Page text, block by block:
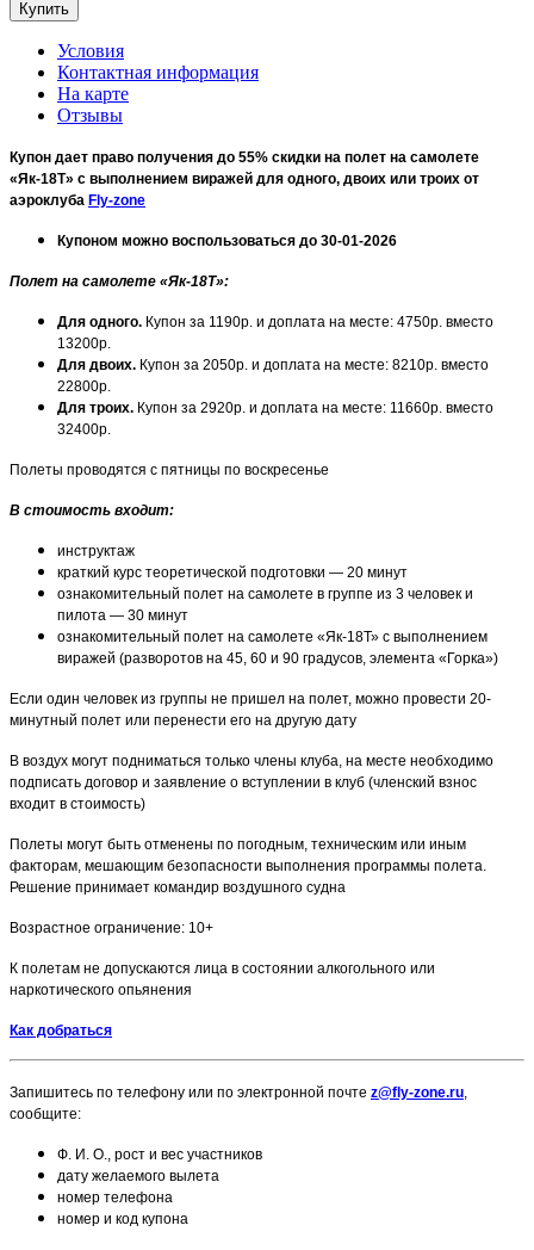
Условия
Контактная информация
На карте
Отзывы
Купон дает право получения до 55% скидки на полет на самолете
«Як-18Т» с выполнением виражей для одного, двоих или троих от
аэроклуба Fly-zone
Купоном можно воспользоваться до 30-01-2026
Полет на самолете «Як-18Т»:
Для одного. Купон за 1190р. и доплата на месте: 4750р. вместо
13200р.
Для двоих. Купон за 2050р. и доплата на месте: 8210р. вместо
22800р.
Для троих. Купон за 2920р. и доплата на месте: 11660р. вместо
32400р.
Полеты проводятся с пятницы по воскресенье
В стоимость входит:
инструктаж
краткий курс теоретической подготовки — 20 минут
ознакомительный полет на самолете в группе из 3 человек и
пилота — 30 минут
ознакомительный полет на самолете «Як-18Т» с выполнением
виражей (разворотов на 45, 60 и 90 градусов, элемента «Горка»)
Если один человек из группы не пришел на полет, можно провести 20-
минутный полет или перенести его на другую дату
В воздух могут подниматься только члены клуба, на месте необходимо
подписать договор и заявление о вступлении в клуб (членский взнос
входит в стоимость)
Полеты могут быть отменены по погодным, техническим или иным
факторам, мешающим безопасности выполнения программы полета.
Решение принимает командир воздушного судна
Возрастное ограничение: 10+
К полетам не допускаются лица в состоянии алкогольного или
наркотического опьянения
Как добраться
Запишитесь по телефону или по электронной почте z@fly-zone.ru,
сообщите:
Ф. И. О., рост и вес участников
дату желаемого вылета
номер телефона
номер и код купона